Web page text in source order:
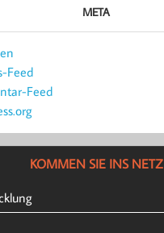
META
Feed
Feed
KOMMEN SIE INS NETZ